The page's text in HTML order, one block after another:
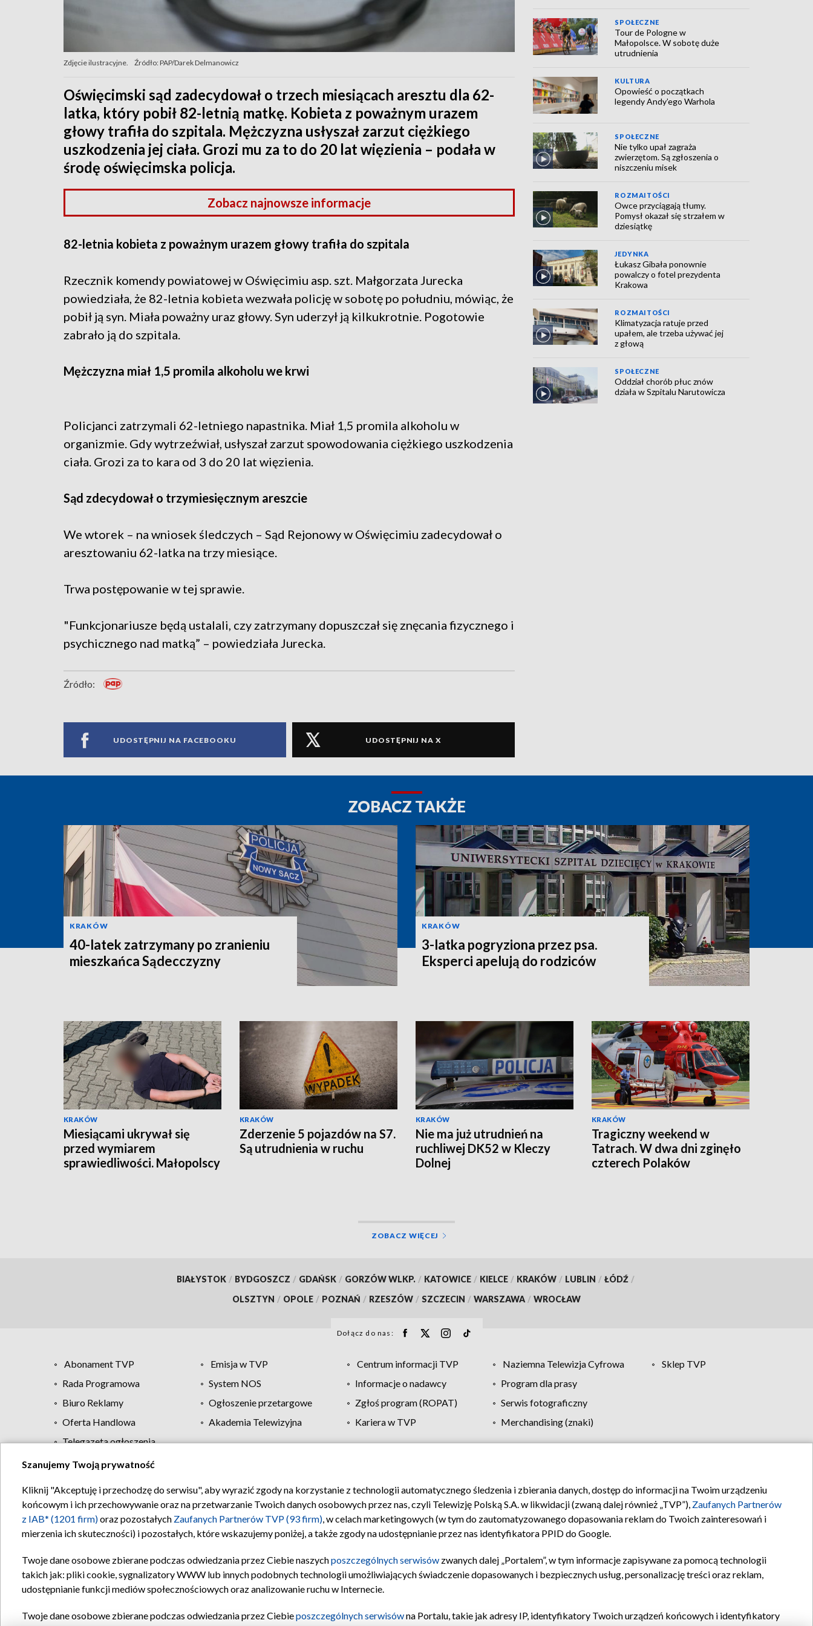
Zdjęcie ilustracyjne. Źródło: PAP/Darek Delmanowicz
Oświęcimski sąd zadecydował o trzech miesiącach aresztu dla 62-
latka, który pobił 82-letnią matkę. Kobieta z poważnym urazem
głowy trafiła do szpitala. Mężczyzna usłyszał zarzut ciężkiego
uszkodzenia jej ciała. Grozi mu za to do 20 lat więzienia – podała w
środę oświęcimska policja.
Zobacz najnowsze informacje
82-letnia kobieta z poważnym urazem głowy trafiła do szpitala
Rzecznik komendy powiatowej w Oświęcimiu asp. szt. Małgorzata Jurecka
powiedziała, że 82-letnia kobieta wezwała policję w sobotę po południu, mówiąc, że
pobił ją syn. Miała poważny uraz głowy. Syn uderzył ją kilkukrotnie. Pogotowie
zabrało ją do szpitala.
Mężczyzna miał 1,5 promila alkoholu we krwi
Policjanci zatrzymali 62-letniego napastnika. Miał 1,5 promila alkoholu w
organizmie. Gdy wytrzeźwiał, usłyszał zarzut spowodowania ciężkiego uszkodzenia
ciała. Grozi za to kara od 3 do 20 lat więzienia.
Sąd zdecydował o trzymiesięcznym areszcie
We wtorek – na wniosek śledczych – Sąd Rejonowy w Oświęcimiu zadecydował o
aresztowaniu 62-latka na trzy miesiące.
Trwa postępowanie w tej sprawie.
"Funkcjonariusze będą ustalali, czy zatrzymany dopuszczał się znęcania fizycznego i
psychicznego nad matką” – powiedziała Jurecka.
Źródło:
UDOSTĘPNIJ NA FACEBOOKU UDOSTĘPNIJ NA X
SPOŁECZNE
Tour de Pologne w
Małopolsce. W sobotę duże
utrudnienia
KULTURA
Opowieść o początkach
legendy Andy’ego Warhola
SPOŁECZNE
Nie tylko upał zagraża
zwierzętom. Są zgłoszenia o
niszczeniu misek
ROZMAITOŚCI
Owce przyciągają tłumy.
Pomysł okazał się strzałem w
dziesiątkę
JEDYNKA
Łukasz Gibała ponownie
powalczy o fotel prezydenta
Krakowa
ROZMAITOŚCI
Klimatyzacja ratuje przed
upałem, ale trzeba używać jej
z głową
SPOŁECZNE
Oddział chorób płuc znów
działa w Szpitalu Narutowicza
ZOBACZ TAKŻE
KRAKÓW
40-latek zatrzymany po zranieniu
mieszkańca Sądecczyzny
KRAKÓW
3-latka pogryziona przez psa.
Eksperci apelują do rodziców
KRAKÓW
Miesiącami ukrywał się
przed wymiarem
sprawiedliwości. Małopolscy
KRAKÓW
Zderzenie 5 pojazdów na S7.
Są utrudnienia w ruchu
KRAKÓW
Nie ma już utrudnień na
ruchliwej DK52 w Kleczy
Dolnej
KRAKÓW
Tragiczny weekend w
Tatrach. W dwa dni zginęło
czterech Polaków
ZOBACZ WIĘCEJ
BIAŁYSTOK / BYDGOSZCZ / GDAŃSK / GORZÓW WLKP. / KATOWICE / KIELCE / KRAKÓW / LUBLIN / ŁÓDŹ /
OLSZTYN / OPOLE / POZNAŃ / RZESZÓW / SZCZECIN / WARSZAWA / WROCŁAW
Dołącz do nas:
Abonament TVP Emisja w TVP Centrum informacji TVP Naziemna Telewizja Cyfrowa
Sklep TVP
Rada Programowa
System NOS Informacje o nadawcy
Program dla prasy
Biuro Reklamy
Ogłoszenie przetargowe Zgłoś program (ROPAT)
Serwis fotograficzny
Oferta Handlowa
Akademia Telewizyjna Kariera w TVP
Merchandising (znaki)
Telegazeta ogłoszenia
Regulamin TVP Polityka prywatności Moje zgody Pomoc Biuro reklamy Kontakt
Szanujemy Twoją prywatność
Kliknij "Akceptuję i przechodzę do serwisu", aby wyrazić zgody na korzystanie z technologii automatycznego śledzenia i zbierania danych, dostęp do informacji na Twoim urządzeniu
końcowym i ich przechowywanie oraz na przetwarzanie Twoich danych osobowych przez nas, czyli Telewizję Polską S.A. w likwidacji (zwaną dalej również „TVP”), Zaufanych Partnerów
z IAB* (1201 firm)oraz pozostałych Zaufanych Partnerów TVP (93 firm), w celach marketingowych (w tym do zautomatyzowanego dopasowania reklam do Twoich zainteresowań i
mierzenia ich skuteczności) i pozostałych, które wskazujemy poniżej, a także zgody na udostępnianie przez nas identyfikatora PPID do Google.
Twoje dane osobowe zbierane podczas odwiedzania przez Ciebie naszychposzczególnych serwisów zwanych dalej „Portalem”, w tym informacje zapisywane za pomocą technologii
takich jak: pliki cookie, sygnalizatory WWW lub innych podobnych technologii umożliwiających świadczenie dopasowanych i bezpiecznych usług, personalizację treści oraz reklam,
udostępnianie funkcji mediów społecznościowych oraz analizowanie ruchu w Internecie.
Twoje dane osobowe zbierane podczas odwiedzania przez Ciebieposzczególnych serwisówna Portalu, takie jak adresy IP, identyfikatory Twoich urządzeń końcowych i identyfikatory